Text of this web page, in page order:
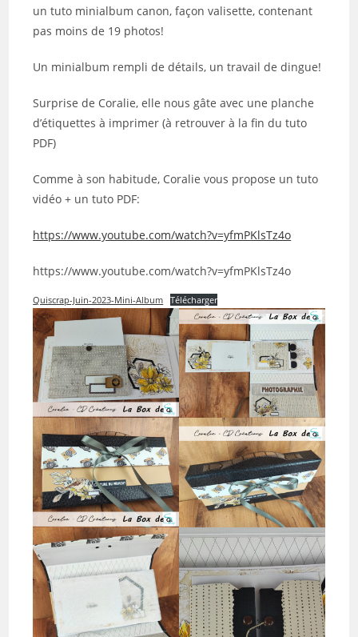
un tuto minialbum canon, façon valisette, contenant
pas moins de 19 photos!
Un minialbum rempli de détails, un travail de dingue!
Surprise de Coralie, elle nous gâte avec une planche
d’étiquettes à imprimer (à retrouver à la fin du tuto
PDF)
Comme à son habitude, Coralie vous propose un tuto
vidéo + un tuto PDF:
https://www.youtube.com/watch?v=yfmPKlsTz4o
https://www.youtube.com/watch?v=yfmPKlsTz4o
Quiscrap-Juin-2023-Mini-Album Télécharger